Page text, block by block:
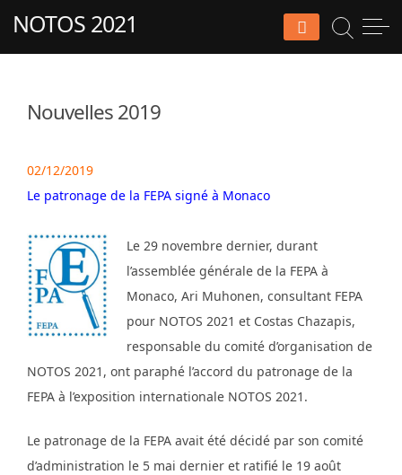
NOTOS 2021
Nouvelles 2019
02/12/2019
Le patronage de la FEPA signé à Monaco
Le 29 novembre dernier, durant
l’assemblée générale de la FEPA à
Monaco, Ari Muhonen, consultant FEPA
pour NOTOS 2021 et Costas Chazapis,
responsable du comité d’organisation de
NOTOS 2021, ont paraphé l’accord du patronage de la
FEPA à l’exposition internationale NOTOS 2021.
Le patronage de la FEPA avait été décidé par son comité
d’administration le 5 mai dernier et ratifié le 19 août